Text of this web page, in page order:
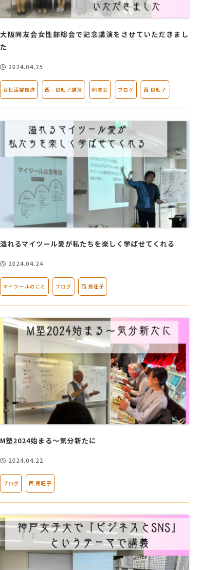
大阪同友会女性部総会で記念講演をさせていただきまし
た
2024.04.25
女性活躍推進 西 良旺子講演 同友会 ブログ 西 良旺子
溢れるマイツール愛が私たちを楽しく学ばせてくれる
2024.04.24
マイツールのこと ブログ 西 良旺子
M塾2024始まる～気分新たに
2024.04.22
ブログ 西 良旺子